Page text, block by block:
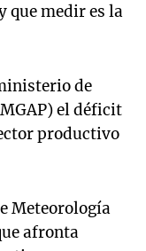
que medir es la
de
el déficit
productivo
Meteorología
afronta